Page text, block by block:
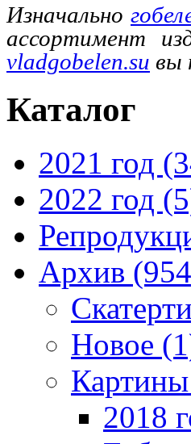
Изначально
ассортимент
vladgobelen.su вы
Каталог
2021 год
2022 год
Архив
Новое
2018